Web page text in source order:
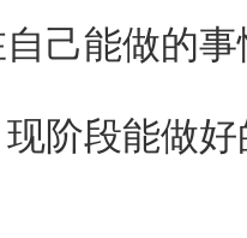
己能做的事
阶段能做好